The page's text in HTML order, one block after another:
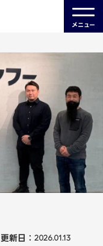
メニュー
更新日： 2026.01.13